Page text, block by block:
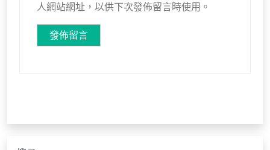
人網站網址，以供下次發佈留言時使用。